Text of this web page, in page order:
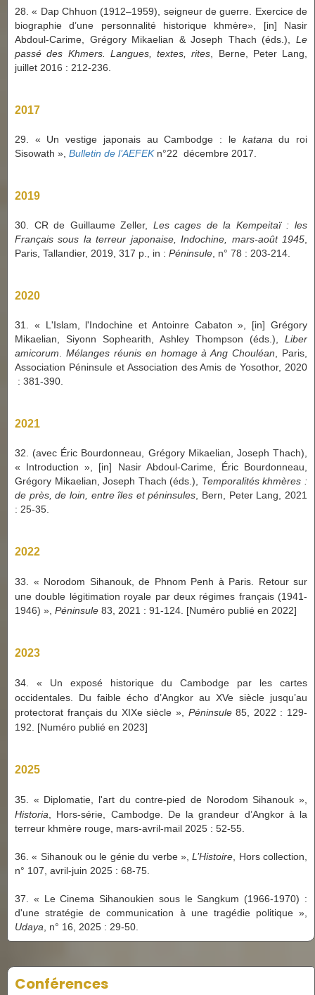
28. « Dap Chhuon (1912–1959), seigneur de guerre. Exercice de
biographie d’une personnalité historique khmère», [in] Nasir
Abdoul-Carime, Grégory Mikaelian & Joseph Thach (éds.),
Le
passé des Khmers. Langues, textes, rites , Berne, Peter Lang,
juillet 2016 : 212-236.
2017
29. « Un vestige japonais au Cambodge : le katana du roi
Sisowath », Bulletin de l’AEFEKn°22 décembre 2017.
2019
30. CR de Guillaume Zeller, Les cages de la Kempeitaï : les
Français sous la terreur japonaise, Indochine, mars-août 1945
Paris, Tallandier, 2019, 317 p.
, in : Péninsule , n° 78 : 203-214.
2020
31. « L'Islam, l'Indochine et Antoinre Cabaton », [in] Grégory
Mikaelian, Siyonn Sophearith, Ashley Thompson (éds.), Liber
amicorum
Mélanges réunis en homage à Ang Chouléan , Paris,
Association Péninsule et Association des Amis de Yosothor, 2020
: 381-390.
2021
32. (avec Éric Bourdonneau, Grégory Mikaelian,
Joseph Thach),
« Introduction », [in] Nasir Abdoul-Carime, Éric Bourdonneau,
Grégory Mikaelian, Joseph Thach (éds.), Temporalités khmères :
de près, de loin, entre îles et péninsules , Bern, Peter Lang, 2021
: 25-35.
2022
33. « Norodom Sihanouk, de Phnom Penh à Paris. Retour sur
une double légitimation royale par deux régimes français (1941-
1946) » Péninsule 83, 2021 : 91-124. [Numéro publié en 2022]
2023
34. « Un exposé historique du Cambodge par lescartes
occidentales. Du faible écho d’Angkor au XVe siècle jusqu’au
protectorat français du XIXe siècle », Péninsule85, 2022 : 129-
192. [Numéro publié en 2023]
2025
35. « Diplomatie, l'art du contre-pied de Norodom Sihanouk »,
Historia , Hors-série, Cambodge. De la grandeur d’Angkor à la
terreur khmère rouge, mars-avril-mail 2025 : 52-55.
36. « Sihanouk ou le génie du verbe »,L’Histoire , Hors collection,
n° 107, avril-juin 2025 : 68-75.
37. « Le Cinema Sihanoukien sous le Sangkum (1966-1970) :
d'une stratégie de communication à une tragédie politique »,
Udaya , n° 16, 2025 : 29-50.
Conférences